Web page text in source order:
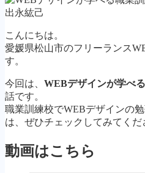
インスパイアラボ
無料相談
Follow Me
出永紘己
こんにちは。
愛媛県松山市のフリーランス
す。
今回は、 WEBデザインが学べ
話です。
職業訓練校でWEBデザインの
は、ぜひチェックしてみてくだ
動画はこちら